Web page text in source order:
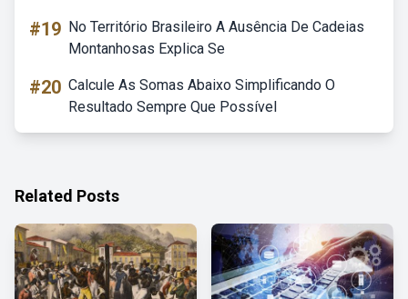
#19 No Território Brasileiro A Ausência De Cadeias
Montanhosas Explica Se
#20 Calcule As Somas Abaixo Simplificando O
Resultado Sempre Que Possível
Related Posts